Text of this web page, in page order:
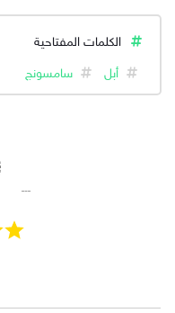
الكلمات المفتاحية
أبل
سامسونج